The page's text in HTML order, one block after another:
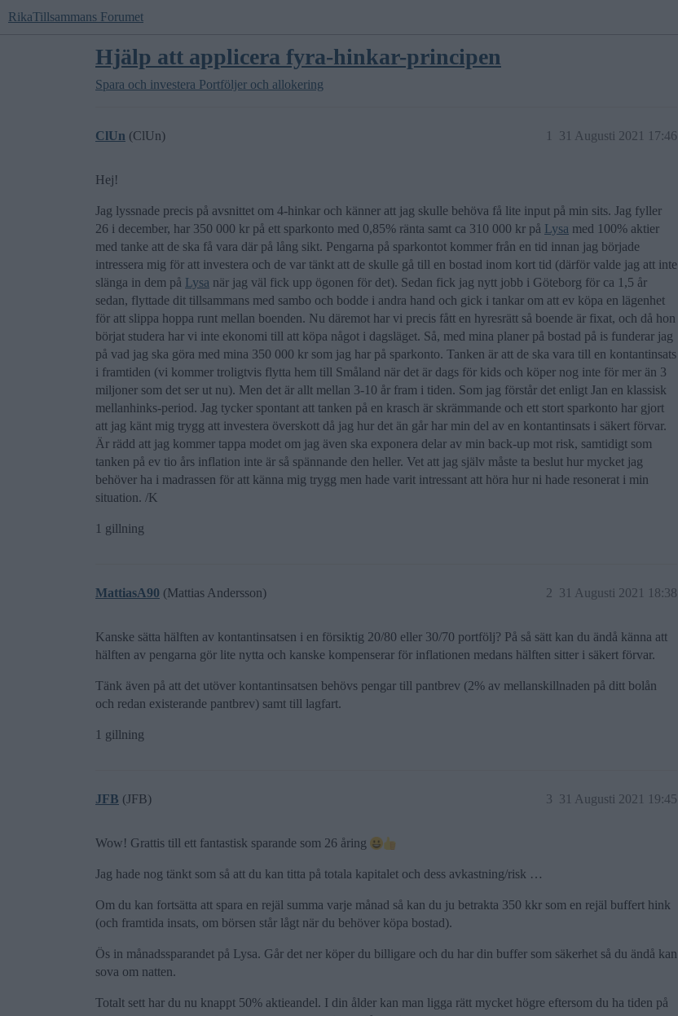
RikaTillsammans Forumet
Hjälp att applicera fyra-hinkar-principen
Spara och investera Portföljer och allokering
ClUn (ClUn) 31 Augusti 2021 17:46
1
Hej!
Jag lyssnade precis på avsnittet om 4-hinkar och känner att jag skulle behöva få lite input på min sits. Jag fyller
26 i december, har 350 000 kr på ett sparkonto med 0,85% ränta samt ca 310 000 kr på Lysa med 100% aktier
med tanke att de ska få vara där på lång sikt. Pengarna på sparkontot kommer från en tid innan jag började
intressera mig för att investera och de var tänkt att de skulle gå till en bostad inom kort tid (därför valde jag att inte
slänga in dem på Lysa när jag väl fick upp ögonen för det). Sedan fick jag nytt jobb i Göteborg för ca 1,5 år
sedan, flyttade dit tillsammans med sambo och bodde i andra hand och gick i tankar om att ev köpa en lägenhet
för att slippa hoppa runt mellan boenden. Nu däremot har vi precis fått en hyresrätt så boende är fixat, och då hon
börjat studera har vi inte ekonomi till att köpa något i dagsläget. Så, med mina planer på bostad på is funderar jag
på vad jag ska göra med mina 350 000 kr som jag har på sparkonto. Tanken är att de ska vara till en kontantinsats
i framtiden (vi kommer troligtvis flytta hem till Småland när det är dags för kids och köper nog inte för mer än 3
miljoner som det ser ut nu). Men det är allt mellan 3-10 år fram i tiden. Som jag förstår det enligt Jan en klassisk
mellanhinks-period. Jag tycker spontant att tanken på en krasch är skrämmande och ett stort sparkonto har gjort
att jag känt mig trygg att investera överskott då jag hur det än går har min del av en kontantinsats i säkert förvar.
Är rädd att jag kommer tappa modet om jag även ska exponera delar av min back-up mot risk, samtidigt som
tanken på ev tio års inflation inte är så spännande den heller. Vet att jag själv måste ta beslut hur mycket jag
behöver ha i madrassen för att känna mig trygg men hade varit intressant att höra hur ni hade resonerat i min
situation. /K
1 gillning
MattiasA90 (Mattias Andersson) 31 Augusti 2021 18:38
2
Kanske sätta hälften av kontantinsatsen i en försiktig 20/80 eller 30/70 portfölj? På så sätt kan du ändå känna att
hälften av pengarna gör lite nytta och kanske kompenserar för inflationen medans hälften sitter i säkert förvar.
Tänk även på att det utöver kontantinsatsen behövs pengar till pantbrev (2% av mellanskillnaden på ditt bolån
och redan existerande pantbrev) samt till lagfart.
1 gillning
JFB (JFB) 31 Augusti 2021 19:45
3
Wow! Grattis till ett fantastisk sparande som 26 åring
Jag hade nog tänkt som så att du kan titta på totala kapitalet och dess avkastning/risk …
Om du kan fortsätta att spara en rejäl summa varje månad så kan du ju betrakta 350 kkr som en rejäl buffert hink
(och framtida insats, om börsen står lågt när du behöver köpa bostad).
Ös in månadssparandet på Lysa. Går det ner köper du billigare och du har din buffer som säkerhet så du ändå kan
sova om natten.
Totalt sett har du nu knappt 50% aktieandel. I din ålder kan man ligga rätt mycket högre eftersom du ha tiden på